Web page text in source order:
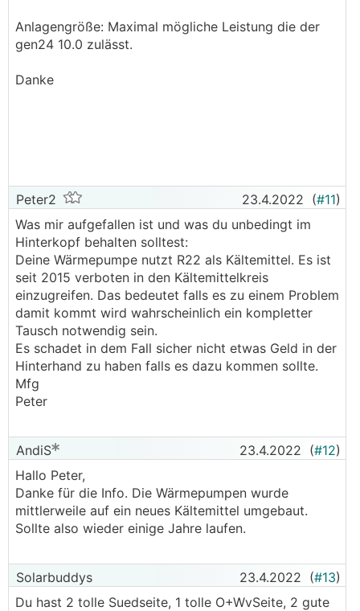
Anlagengröße: Maximal mögliche Leistung die der
gen24 10.0 zulässt.
Danke
Peter2 23.4.2022 (#11)
Was mir aufgefallen ist und was du unbedingt im
Hinterkopf behalten solltest:
Deine Wärmepumpe nutzt R22 als Kältemittel. Es ist
seit 2015 verboten in den Kältemittelkreis
einzugreifen. Das bedeutet falls es zu einem Problem
damit kommt wird wahrscheinlich ein kompletter
Tausch notwendig sein.
Es schadet in dem Fall sicher nicht etwas Geld in der
Hinterhand zu haben falls es dazu kommen sollte.
Mfg
Peter
AndiS 23.4.2022 (#12)
Hallo Peter,
Danke für die Info. Die Wärmepumpen wurde
mittlerweile auf ein neues Kältemittel umgebaut.
Sollte also wieder einige Jahre laufen.
Solarbuddys 23.4.2022 (#13)
Du hast 2 tolle Suedseite, 1 tolle O+WvSeite, 2 gute